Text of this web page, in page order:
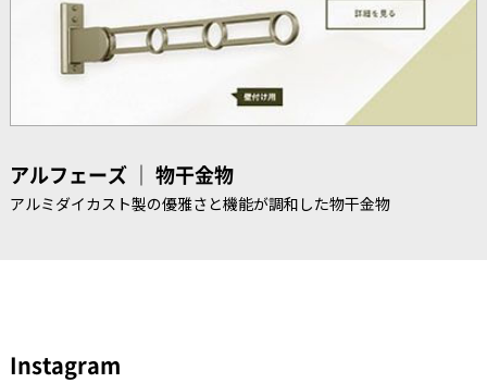
アルフェーズ ｜ 物干金物
アルミダイカスト製の優雅さと機能が調和した物干金物
Instagram